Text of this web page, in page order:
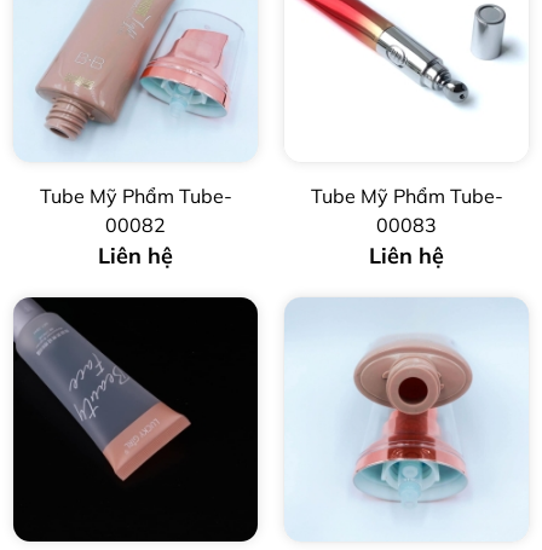
Tube Mỹ Phẩm Tube-
00082
Liên hệ
Tube Mỹ Phẩm Tube-
00083
Liên hệ